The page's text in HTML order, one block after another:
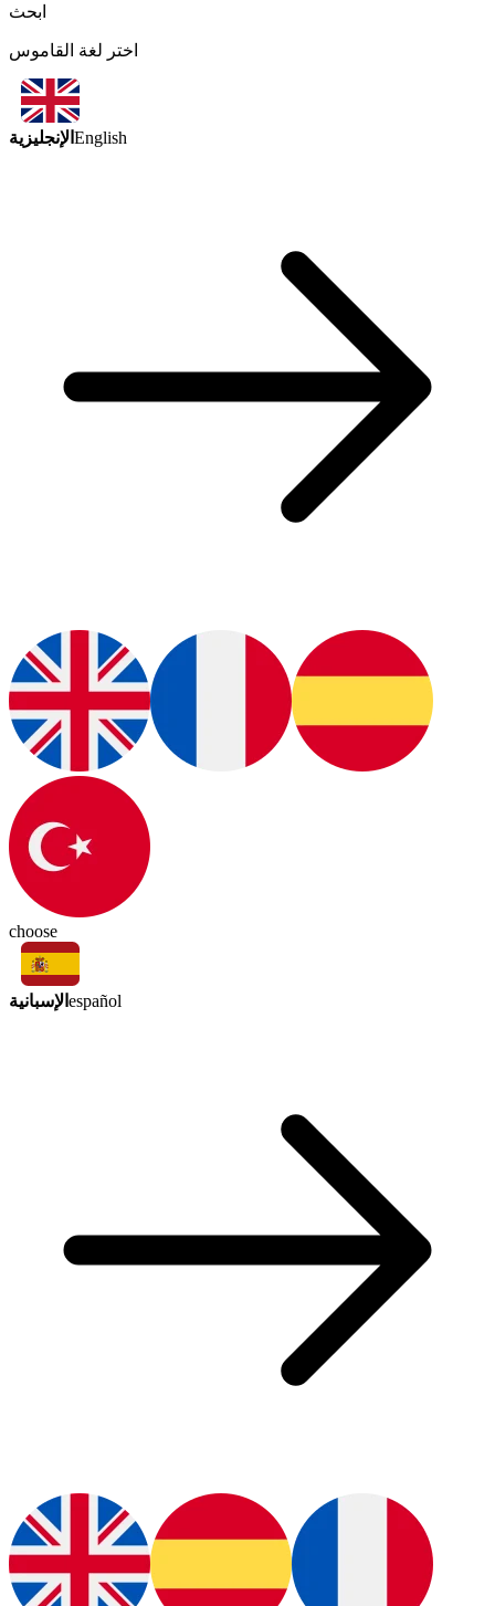
ابحث
اختر لغة القاموس
الإنجليزية English
choose
الإسبانية español